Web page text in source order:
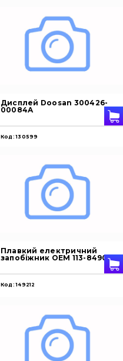
Дисплей Doosan 300426-
00084A
Код: 130599
Плавкий електричний
запобіжник OEM 113-8490
Код: 149212